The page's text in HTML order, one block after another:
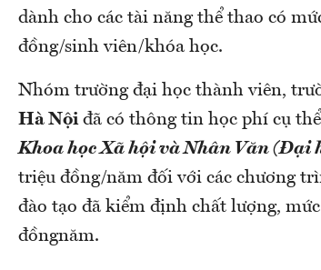
dành cho các tài năng thể thao có
đồng/sinh viên/khóa học.
Nhóm trường đại học thành viên,
Hà Nộiđã có thông tin học phí cụ
Khoa học Xã hội và Nhân Văn (Đại
triệu đồng/năm đối với các chương
đào tạo đã kiểm định chất lượng,
đồngnăm.